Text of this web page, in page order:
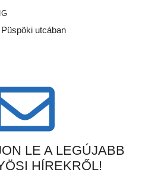
utcában
LE A LEGÚJABB
HÍREKRŐL!